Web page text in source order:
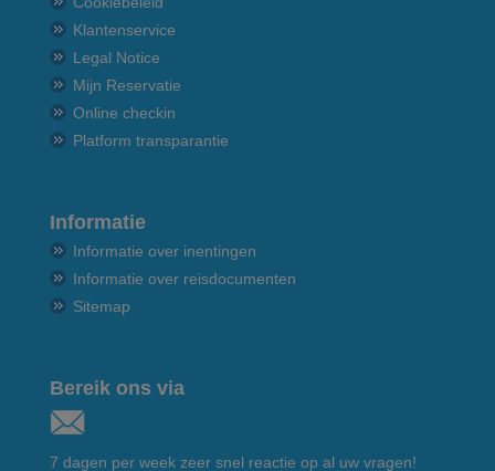
Klantenservice
Legal Notice
Mijn Reservatie
Online checkin
Platform transparantie
Informatie
Informatie over inentingen
Informatie over reisdocumenten
Sitemap
Bereik ons via
7 dagen per week zeer snel reactie op al uw vragen!